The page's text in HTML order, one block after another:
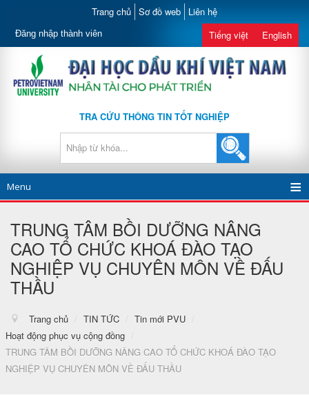
Trang chủ Sơ đồ web Liên hệ
Đăng nhập thành viên Tiếng việt English
TRA CỨU THÔNG TIN TỐT NGHIỆP
Menu
TRUNG TÂM BỒI DƯỠNG NÂNG
CAO TỔ CHỨC KHOÁ ĐÀO TẠO
NGHIỆP VỤ CHUYÊN MÔN VỀ ĐẤU
THẦU
Trang chủ / TIN TỨC / Tin mới PVU
/
Hoạt động phục vụ cộng đồng /
TRUNG TÂM BỒI DƯỠNG NÂNG CAO TỔ CHỨC KHOÁ ĐÀO TẠO
NGHIỆP VỤ CHUYÊN MÔN VỀ ĐẤU THẦU